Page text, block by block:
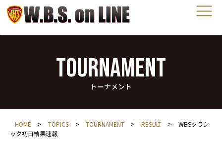
TOURNAMENT
トーナメント
HOME > TOPICS > TOURNAMENT > RESULT >
WBSクラシ
ック初日結果速報